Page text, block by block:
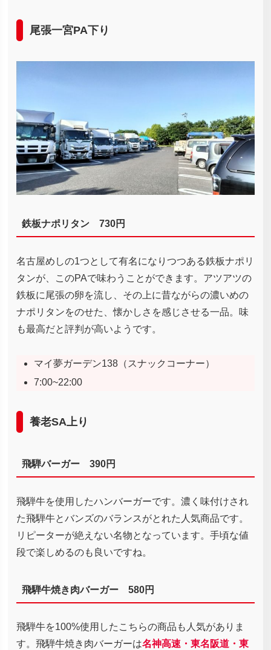
尾張一宮PA下り
鉄板ナポリタン 730円
名古屋めしの1つとして有名になりつつある鉄板ナポリ
タンが、このPAで味わうことができます。アツアツの
鉄板に尾張の卵を流し、その上に昔ながらの濃いめの
ナポリタンをのせた、懐かしさを感じさせる一品。味
も最高だと評判が高いようです。
マイ夢ガーデン138（スナックコーナー）
7:00~22:00
養老SA上り
飛騨バーガー 390円
飛騨牛を使用したハンバーガーです。濃く味付けされ
た飛騨牛とバンズのバランスがとれた人気商品です。
リピーターが絶えない名物となっています。手頃な値
段で楽しめるのも良いですね。
飛騨牛焼き肉バーガー 580円
飛騨牛を100%使用したこちらの商品も人気がありま
す。飛騨牛焼き肉バーガーは名神高速・東名阪道・東